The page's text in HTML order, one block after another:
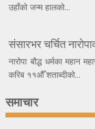
उहाँको जन्म हालको...
संसारभर चर्चित
नारोपा बौद्ध धर्मका महान
करिब ११औँ शताब्दीको...
समाचार